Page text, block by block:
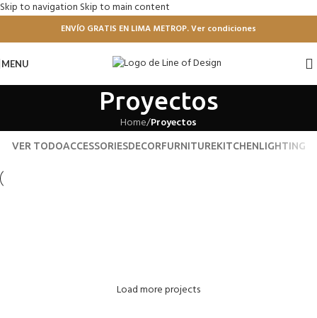
Skip to navigation Skip to main content
ENVÍO GRATIS EN LIMA METROP. Ver condiciones
MENU
Proyectos
Home/Proyectos
VER TODOACCESSORIESDECORFURNITUREKITCHENLIGHTING
Venenatis nam phasellus
Leo uteu ullamcorperLoad more projects